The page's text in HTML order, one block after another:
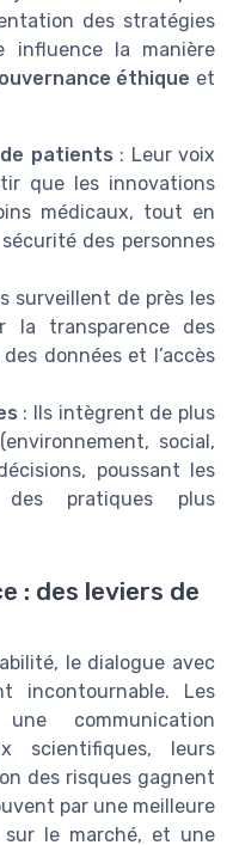
des stratégies
influence la manière
éthique et
patients : Leur voix
que les innovations
médicaux, tout en
des personnes
surveillent de près les
la transparence des
données et l’accès
: Ils intègrent de plus
social,
poussant les
pratiques plus
: des leviers de
le dialogue avec
incontournable. Les
communication
scientifiques, leurs
des risques gagnent
par une meilleure
le marché, et une